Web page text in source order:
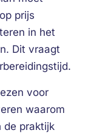
prijs
in het
Dit vraagt
voor
waarom
de praktijk